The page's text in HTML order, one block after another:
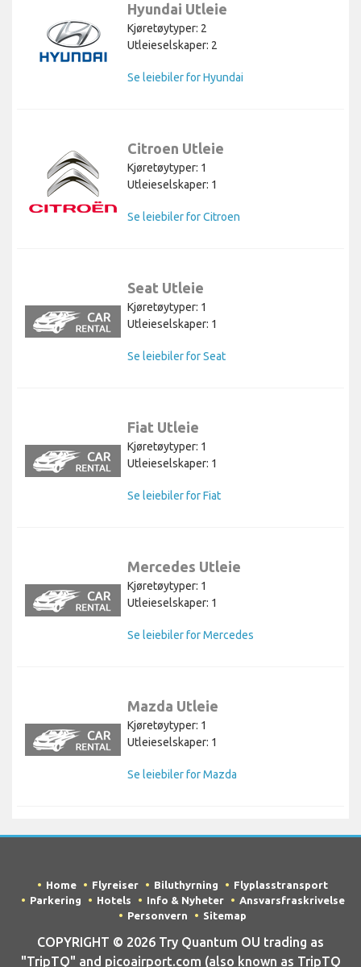
Hyundai Utleie
Kjøretøytyper: 2
Utleieselskaper: 2
Se leiebiler for Hyundai
Citroen Utleie
Kjøretøytyper: 1
Utleieselskaper: 1
Se leiebiler for Citroen
Seat Utleie
Kjøretøytyper: 1
Utleieselskaper: 1
Se leiebiler for Seat
Fiat Utleie
Kjøretøytyper: 1
Utleieselskaper: 1
Se leiebiler for Fiat
Mercedes Utleie
Kjøretøytyper: 1
Utleieselskaper: 1
Se leiebiler for Mercedes
Mazda Utleie
Kjøretøytyper: 1
Utleieselskaper: 1
Se leiebiler for Mazda
Home Flyreiser Biluthyrning
Flyplasstransport
Parkering
Hotels Info & Nyheter
Ansvarsfraskrivelse
Personvern
Sitemap
COPYRIGHT © 2026 Try Quantum OU trading as
"TripTQ" and picoairport.com (also known as TripTQ